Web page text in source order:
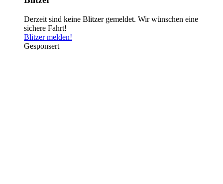
Derzeit sind keine Blitzer gemeldet. Wir wünschen eine
sichere Fahrt!
Blitzer melden!
Gesponsert